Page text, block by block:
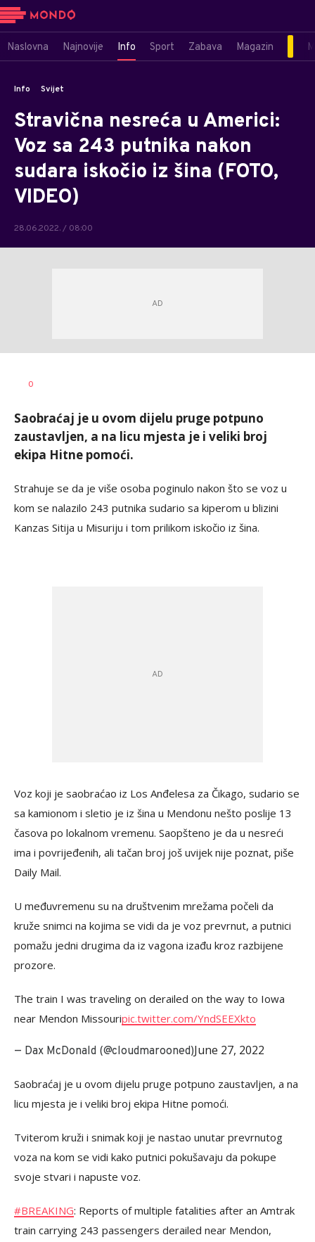
Naslovna Najnovije Info Sport Zabava Magazin
Info Svijet
Stravična nesreća u Americi:
Voz sa 243 putnika nakon
sudara iskočio iz šina (FOTO,
VIDEO)
28.06.2022. / 08:00
AUTOR
0
Saobraćaj je u ovom dijelu pruge potpuno
zaustavljen, a na licu mjesta je i veliki broj
ekipa Hitne pomoći.
Strahuje se da je više osoba poginulo nakon što se voz u
kom se nalazilo 243 putnika sudario sa kiperom u blizini
Kanzas Sitija u Misuriju i tom prilikom iskočio iz šina.
Voz koji je saobraćao iz Los Anđelesa za Čikago, sudario se
sa kamionom i sletio je iz šina u Mendonu nešto poslije 13
časova po lokalnom vremenu. Saopšteno je da u nesreći
ima i povrijeđenih, ali tačan broj još uvijek nije poznat, piše
Daily Mail.
U međuvremenu su na društvenim mrežama počeli da
kruže snimci na kojima se vidi da je voz prevrnut, a putnici
pomažu jedni drugima da iz vagona izađu kroz razbijene
prozore.
The train I was traveling on derailed on the way to Iowa
near Mendon Missouripic.twitter.com/YndSEEXkto
— Dax McDonald (@cloudmarooned)June 27, 2022
Saobraćaj je u ovom dijelu pruge potpuno zaustavljen, a na
licu mjesta je i veliki broj ekipa Hitne pomoći.
Tviterom kruži i snimak koji je nastao unutar prevrnutog
voza na kom se vidi kako putnici pokušavaju da pokupe
svoje stvari i napuste voz.
#BREAKING: Reports of multiple fatalities after an Amtrak
train carrying 243 passengers derailed near Mendon,